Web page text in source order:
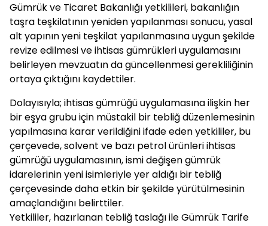
Gümrük ve Ticaret Bakanlığı yetkilileri, bakanlığın
taşra teşkilatının yeniden yapılanması sonucu, yasal
alt yapının yeni teşkilat yapılanmasına uygun şekilde
revize edilmesi ve ihtisas gümrükleri uygulamasını
belirleyen mevzuatın da güncellenmesi gerekliliğinin
ortaya çıktığını kaydettiler.
Dolayısıyla; ihtisas gümrüğü uygulamasına ilişkin her
bir eşya grubu için müstakil bir tebliğ düzenlemesinin
yapılmasına karar verildiğini ifade eden yetkililer, bu
çerçevede, solvent ve bazı petrol ürünleri ihtisas
gümrüğü uygulamasının, ismi değişen gümrük
idarelerinin yeni isimleriyle yer aldığı bir tebliğ
çerçevesinde daha etkin bir şekilde yürütülmesinin
amaçlandığını belirttiler.
Yetkililer, hazırlanan tebliğ taslağı ile Gümrük Tarife